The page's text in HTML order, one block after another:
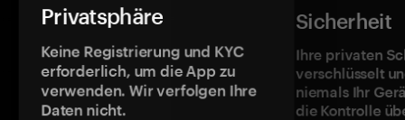
Privatsphäre
Keine Registrierung und KYC
erforderlich, um die App zu
verwenden. Wir verfolgen Ihre
Daten nicht.
Sicherheit
Ihre privaten
verschlüsselt
niemals Ihr
die Kontrolle